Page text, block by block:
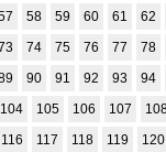
58 59 60 61
62
74 75 76 77
78
90 91 92 93
94
104 105 106 107
116 117 118 119
120